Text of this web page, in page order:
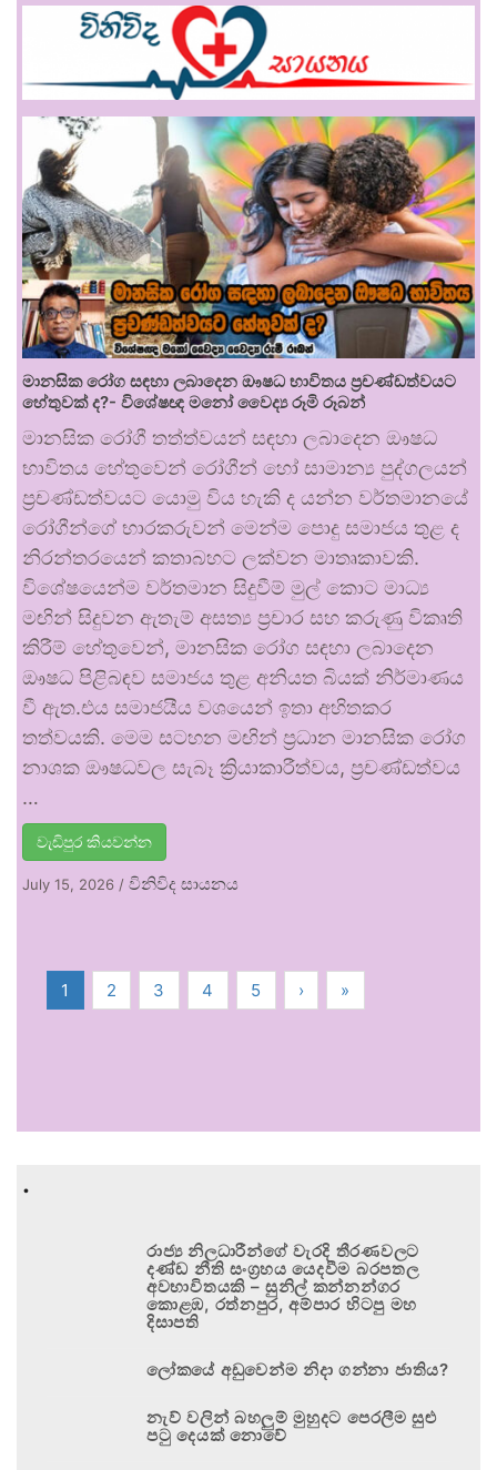
මානසික රෝග සඳහා ලබාදෙන ඖෂධ භාවිතය ප්‍රචණ්ඩත්වයට
හේතුවක් ද?- විශේෂඥ මනෝ වෛද්‍ය රූමි රූබන්
මානසික රෝගී තත්ත්වයන් සඳහා ලබාදෙන ඖෂධ
භාවිතය හේතුවෙන් රෝගීන් හෝ සාමාන්‍ය පුද්ගලයන්
ප්‍රචණ්ඩත්වයට යොමු විය හැකි ද යන්න වර්තමානයේ
රෝගීන්ගේ භාරකරුවන් මෙන්ම පොදු සමාජය තුළ ද
නිරන්තරයෙන් කතාබහට ලක්වන මාතෘකාවකි.
විශේෂයෙන්ම වර්තමාන සිදුවීම් මුල් කොට මාධ්‍ය
මඟින් සිදුවන ඇතැම් අසත්‍ය ප්‍රචාර සහ කරුණු විකෘති
කිරීම් හේතුවෙන්, මානසික රෝග සඳහා ලබාදෙන
ඖෂධ පිළිබඳව සමාජය තුළ අනියත බියක් නිර්මාණය
වී ඇත.එය සමාජයීය වශයෙන් ඉතා අහිතකර
තත්වයකි. මෙම සටහන මඟින් ප්‍රධාන මානසික රෝග
නාශක ඖෂධවල සැබෑ ක්‍රියාකාරීත්වය, ප්‍රචණ්ඩත්වය
…
වැඩිපුර කියවන්න
July 15, 2026 / විනිවිද සායනය
1 2 3 4 5 › »
.
රාජ්‍ය නිලධාරීන්ගේ වැරදි තීරණවලට
දණ්ඩ නීති සංග්‍රහය යෙදවීම බරපතල
අවභාවිතයකි – සුනිල් කන්නන්ගර
කොළඹ, රත්නපුර, අම්පාර හිටපු මහ
දිසාපති
ලෝකයේ අඩුවෙන්ම නිදා ගන්නා ජාතිය?
නැව් වලින් බහලුම් මුහුදට පෙරලීම සුළු
පටු දෙයක් නොවේ